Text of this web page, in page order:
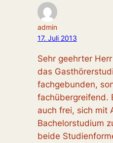
admin
17. Juli 2013
Sehr geehrter
das
fachgebunden,
fachübergreifend.
auch frei, sich mit
Bachelorstudium
beide